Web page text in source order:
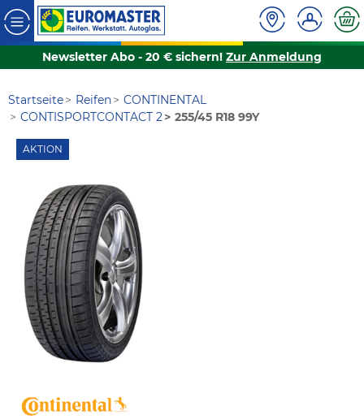
Newsletter Abo - 20 € sichern! Zur Anmeldung
Startseite Reifen
CONTINENTAL
CONTISPORTCONTACT 2
255/45 R18 99Y
AKTION